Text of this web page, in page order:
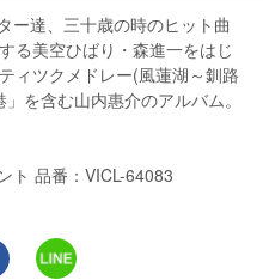
ー達、三十歳の時のヒット曲
る美空ひばり・森進一をはじ
ィツクメドレー(風蓮湖～釧路
を含む山内惠介のアルバム。
ト 品番：VICL-64083